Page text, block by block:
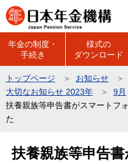
こ
の
先
頭
年金の制度・
手続き
様式の
ダウンロード
トップページ お知らせ
大切なお知らせ 2023年
9月
扶養親族等申告書がスマートフ
た
扶養親族等申告